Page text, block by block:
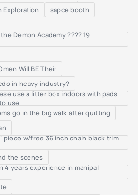
Exploration
sapce booth
Demon Academy ???? 19
Will BE Their
in heavy industry?
use a litter box indoors with pads
use
go in the big walk after quitting
piece w/free 36 inch chain black trim
the scenes
4 years experience in manipal